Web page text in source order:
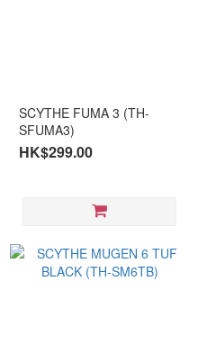
SCYTHE FUMA 3 (TH-
SFUMA3)
HK$299.00